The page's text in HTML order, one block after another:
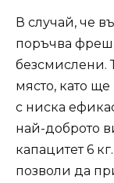
В случай, че
поръчва
безсмислени.
място, като
с ниска
най-доброто
капацитет 6
позволи да